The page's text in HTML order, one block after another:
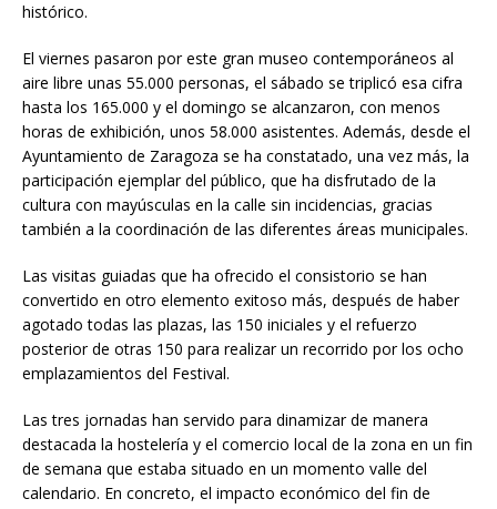
histórico.
El viernes pasaron por este gran museo contemporáneos al
aire libre unas 55.000 personas, el sábado se triplicó esa cifra
hasta los 165.000 y el domingo se alcanzaron, con menos
horas de exhibición, unos 58.000 asistentes. Además, desde el
Ayuntamiento de Zaragoza se ha constatado, una vez más, la
participación ejemplar del público, que ha disfrutado de la
cultura con mayúsculas en la calle sin incidencias, gracias
también a la coordinación de las diferentes áreas municipales.
Las visitas guiadas que ha ofrecido el consistorio se han
convertido en otro elemento exitoso más, después de haber
agotado todas las plazas, las 150 iniciales y el refuerzo
posterior de otras 150 para realizar un recorrido por los ocho
emplazamientos del Festival.
Las tres jornadas han servido para dinamizar de manera
destacada la hostelería y el comercio local de la zona en un fin
de semana que estaba situado en un momento valle del
calendario. En concreto, el impacto económico del fin de